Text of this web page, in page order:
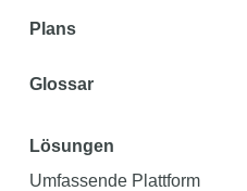
Plans
Glossar
Lösungen
Umfassende Plattform